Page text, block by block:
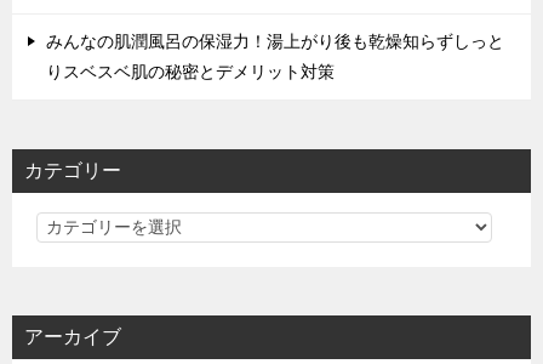
みんなの肌潤風呂の保湿力！湯上がり後も乾燥知らずしっと
りスベスベ肌の秘密とデメリット対策
カテゴリー
カ
リ
アーカイブ